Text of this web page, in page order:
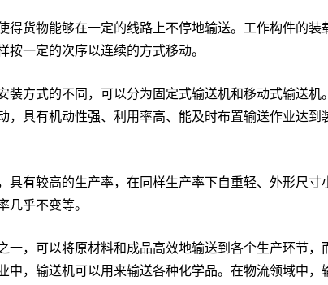
货物能够在一定的线路上不停地输送。工作构件的
一定的次序以连续的方式移动。
方式的不同，可以分为固定式输送机和移动式输送
具有机动性强、利用率高、能及时布置输送作业达
有较高的生产率，在同样生产率下自重轻、外形尺
几乎不变等。
，可以将原材料和成品高效地输送到各个生产环节
，输送机可以用来输送各种化学品。在物流领域中，